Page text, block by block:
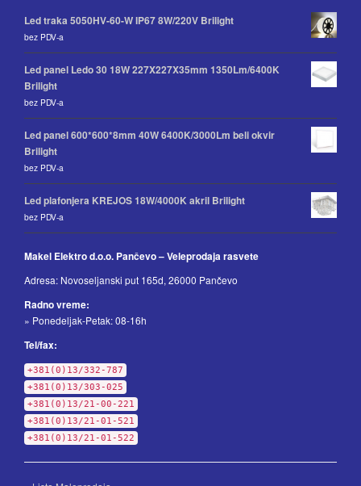
Led traka 5050HV-60-W IP67 8W/220V Brilight
bez PDV-a
Led panel Ledo 30 18W 227X227X35mm 1350Lm/6400K
Brilight
bez PDV-a
Led panel 600*600*8mm 40W 6400K/3000Lm beli okvir
Brilight
bez PDV-a
Led plafonjera KREJOS 18W/4000K akril Brilight
bez PDV-a
Makel Elektro d.o.o. Pančevo – Veleprodaja rasvete
Adresa: Novoseljanski put 165d, 26000 Pančevo
Radno vreme:
» Ponedeljak-Petak: 08-16h
Tel/fax:
+381(0)13/332-787
+381(0)13/303-025
+381(0)13/21-00-221
+381(0)13/21-01-521
+381(0)13/21-01-522